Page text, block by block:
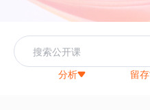
分析 留存